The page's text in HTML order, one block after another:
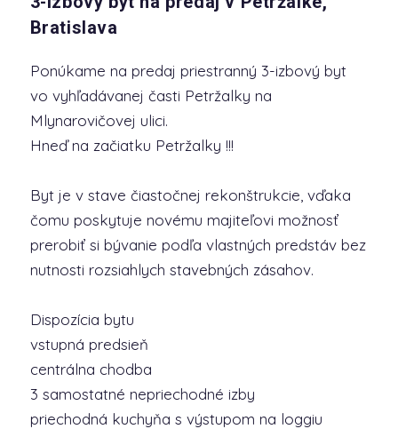
Bratislava
Ponúkame na predaj priestranný 3-izbový byt
vo vyhľadávanej časti Petržalky na
Mlynarovičovej ulici.
Hneď na začiatku Petržalky !!!
Byt je v stave čiastočnej rekonštrukcie, vďaka
čomu poskytuje novému majiteľovi možnosť
prerobiť si bývanie podľa vlastných predstáv bez
nutnosti rozsiahlych stavebných zásahov.
Dispozícia bytu
vstupná predsieň
centrálna chodba
3 samostatné nepriechodné izby
priechodná kuchyňa s výstupom na loggiu